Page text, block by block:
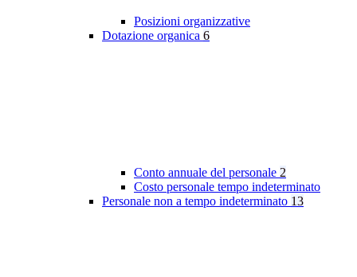
Posizioni organizzative
Dotazione organica 6
Conto annuale del personale 2
Costo personale tempo indeterminato
Personale non a tempo indeterminato 13